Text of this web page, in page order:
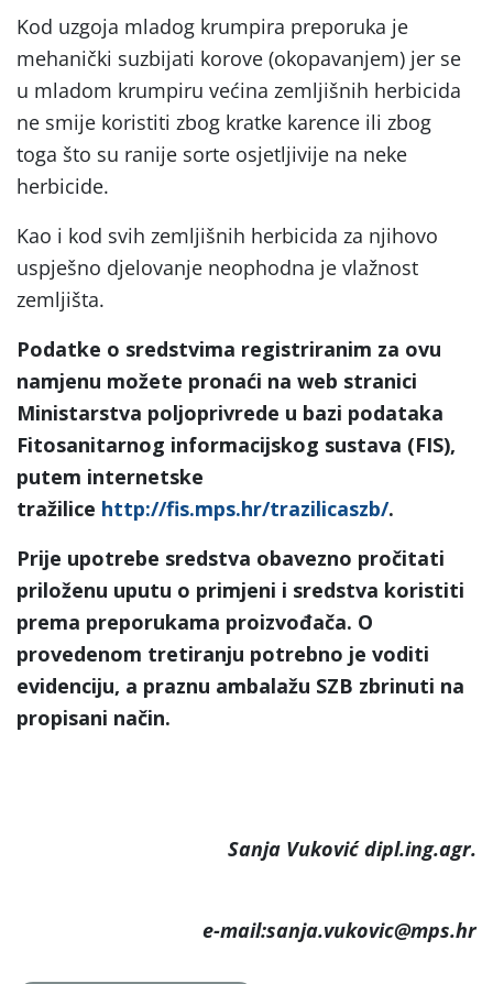
Kod uzgoja mladog krumpira preporuka je
mehanički suzbijati korove (okopavanjem) jer se
u mladom krumpiru većina zemljišnih herbicida
ne smije koristiti zbog kratke karence ili zbog
toga što su ranije sorte osjetljivije na neke
herbicide.
Kao i kod svih zemljišnih herbicida za njihovo
uspješno djelovanje neophodna je vlažnost
zemljišta.
Podatke o sredstvima registriranim za ovu
namjenu možete pronaći na web stranici
Ministarstva poljoprivrede u bazi podataka
Fitosanitarnog informacijskog sustava (FIS),
putem internetske
tražilice http://fis.mps.hr/trazilicaszb/.
Prije upotrebe sredstva obavezno pročitati
priloženu uputu o primjeni i sredstva koristiti
prema preporukama proizvođača. O
provedenom tretiranju potrebno je voditi
evidenciju, a praznu ambalažu SZB zbrinuti na
propisani način.
Sanja Vuković dipl.ing.agr.
e-mail:sanja.vukovic@mps.hr